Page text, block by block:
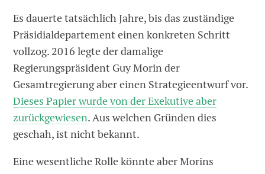
Es dauerte tatsächlich Jahre, bis das zuständige
Präsidialdepartement einen konkreten Schritt
vollzog. 2016 legte der damalige
Regierungspräsident Guy Morin der
Gesamtregierung aber einen Strategieentwurf vor.
Dieses Papier wurde von der Exekutive aber
zurückgewiesen. Aus welchen Gründen dies
geschah, ist nicht bekannt.
Eine wesentliche Rolle könnte aber Morins